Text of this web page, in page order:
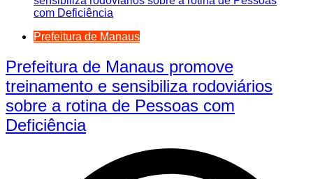
Prefeitura de Manaus
Prefeitura de Manaus promove
treinamento e sensibiliza rodoviários
sobre a rotina de Pessoas com
Deficiência